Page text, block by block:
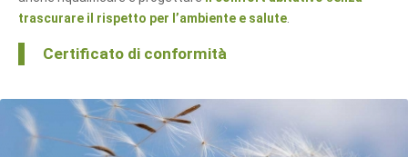
trascurare il rispetto per l’ambiente e salute
Certificato di conformità